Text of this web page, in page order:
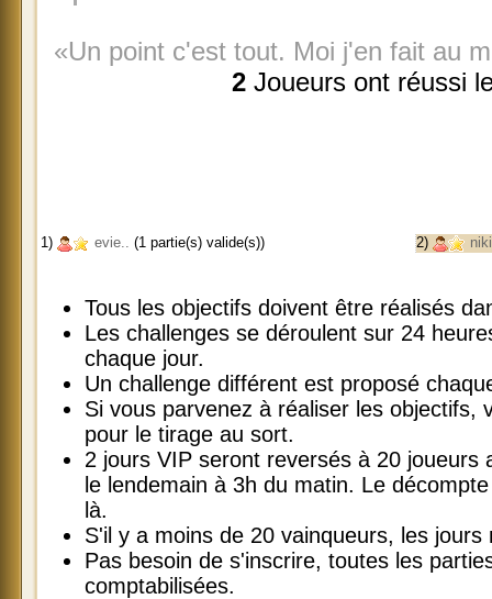
«Un point c'est tout. Moi j'en fait au
2 Joueurs ont réussi
1) evie.. (1 partie(s) valide(s)) 2)
Tous les objectifs doivent être réalisés
Les challenges se déroulent sur 24
chaque jour.
Un challenge différent est proposé
Si vous parvenez à réaliser les objectifs,
pour le tirage au sort.
2 jours VIP seront reversés à 20 joueurs
le lendemain à 3h du matin. Le
là.
S'il y a moins de 20 vainqueurs, les
Pas besoin de s'inscrire, toutes les
comptabilisées.